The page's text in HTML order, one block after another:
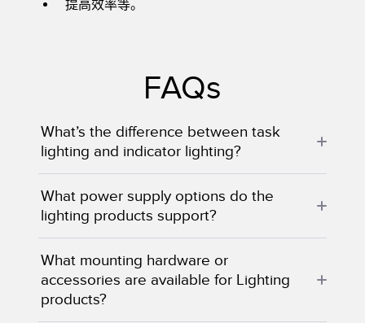
提高效率等。
FAQs
What’s the difference between task
lighting and indicator lighting?
What power supply options do the
lighting products support?
What mounting hardware or
accessories are available for Lighting
products?